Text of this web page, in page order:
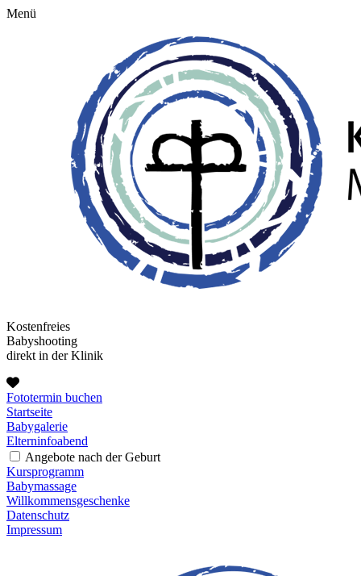
Menü
Kostenfreies
Babyshooting
direkt in der Klinik
Fototermin buchen
Startseite
Babygalerie
Elterninfoabend
Angebote nach der Geburt
Kursprogramm
Babymassage
Willkommensgeschenke
Datenschutz
Impressum